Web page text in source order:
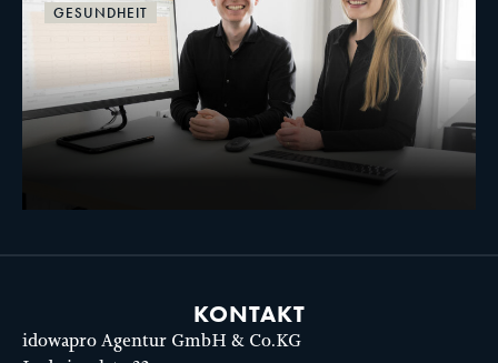
GESUNDHEIT
KONTAKT
idowapro Agentur GmbH & Co.KG